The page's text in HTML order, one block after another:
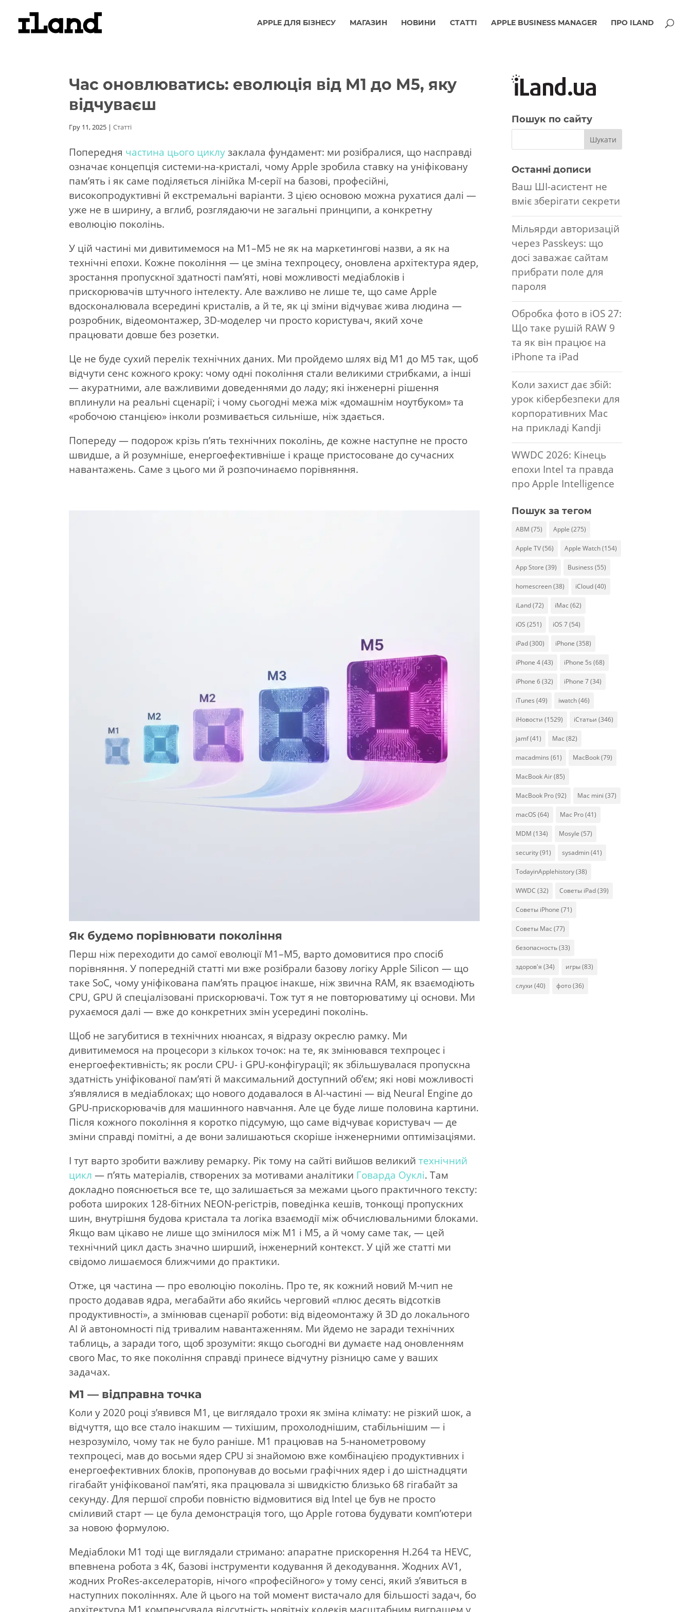
APPLE ДЛЯ БІЗНЕСУ МАГАЗИН НОВИНИ СТАТТІ APPLE BUSINESS MANAGER ПРО ILAND
Час оновлюватись: еволюція від M1 до M5, яку
відчуваєш
Гру 11, 2025 |Статті
Попередня частина цього циклузаклала фундамент: ми розібралися, що насправді
означає концепція системи-на-кристалі, чому Apple зробила ставку на уніфіковану
памʼять і як саме поділяється лінійка M-серії на базові, професійні,
високопродуктивні й екстремальні варіанти. З цією основою можна рухатися далі —
уже не в ширину, а вглиб, розглядаючи не загальні принципи, а конкретну
еволюцію поколінь.
У цій частині ми дивитимемося на M1–M5 не як на маркетингові назви, а як на
технічні епохи. Кожне покоління — це зміна техпроцесу, оновлена архітектура ядер,
зростання пропускної здатності памʼяті, нові можливості медіаблоків і
прискорювачів штучного інтелекту. Але важливо не лише те, що саме Apple
вдосконалювала всередині кристалів, а й те, як ці зміни відчуває жива людина —
розробник, відеомонтажер, 3D-моделер чи просто користувач, який хоче
працювати довше без розетки.
Це не буде сухий перелік технічних даних. Ми пройдемо шлях від M1 до M5 так, щоб
відчути сенс кожного кроку: чому одні покоління стали великими стрибками, а інші
— акуратними, але важливими доведеннями до ладу; які інженерні рішення
вплинули на реальні сценарії; і чому сьогодні межа між «домашнім ноутбуком» та
«робочою станцією» інколи розмивається сильніше, ніж здається.
Попереду — подорож крізь пʼять технічних поколінь, де кожне наступне не просто
швидше, а й розумніше, енергоефективніше і краще пристосоване до сучасних
навантажень. Саме з цього ми й розпочинаємо порівняння.
Як будемо порівнювати покоління
Перш ніж переходити до самої еволюції M1–M5, варто домовитися про спосіб
порівняння. У попередній статті ми вже розібрали базову логіку Apple Silicon — що
таке SoC, чому уніфікована пам’ять працює інакше, ніж звична RAM, як взаємодіють
CPU, GPU й спеціалізовані прискорювачі. Тож тут я не повторюватиму ці основи. Ми
рухаємося далі — вже до конкретних змін усередині поколінь.
Щоб не загубитися в технічних нюансах, я відразу окреслю рамку. Ми
дивитимемося на процесори з кількох точок: на те, як змінювався техпроцес і
енергоефективність; як росли CPU- і GPU-конфігурації; як збільшувалася пропускна
здатність уніфікованої пам’яті й максимальний доступний об’єм; які нові можливості
з’являлися в медіаблоках; що нового додавалося в AI-частині — від Neural Engine до
GPU-прискорювачів для машинного навчання. Але це буде лише половина картини.
Після кожного покоління я коротко підсумую, що саме відчуває користувач — де
зміни справді помітні, а де вони залишаються скоріше інженерними оптимізаціями.
І тут варто зробити важливу ремарку. Рік тому на сайті вийшов великийтехнічний
цикл — п’ять матеріалів, створених за мотивами аналітики Говарда Оуклі. Там
докладно пояснюється все те, що залишається за межами цього практичного тексту:
робота широких 128-бітних NEON-регістрів, поведінка кешів, тонкощі пропускних
шин, внутрішня будова кристала та логіка взаємодії між обчислювальними блоками.
Якщо вам цікаво не лише що змінилося між M1 і M5, а й чому саме так, — цей
технічний цикл дасть значно ширший, інженерний контекст. У цій же статті ми
свідомо лишаємося ближчими до практики.
Отже, ця частина — про еволюцію поколінь. Про те, як кожний новий M-чип не
просто додавав ядра, мегабайти або якийсь черговий «плюс десять відсотків
продуктивності», а змінював сценарії роботи: від відеомонтажу й 3D до локального
AI й автономності під тривалим навантаженням. Ми йдемо не заради технічних
таблиць, а заради того, щоб зрозуміти: якщо сьогодні ви думаєте над оновленням
свого Mac, то яке покоління справді принесе відчутну різницю саме у ваших
задачах.
M1 — відправна точка
Коли у 2020 році з’явився M1, це виглядало трохи як зміна клімату: не різкий шок, а
відчуття, що все стало інакшим — тихішим, прохолоднішим, стабільнішим — і
незрозуміло, чому так не було раніше. М1 працював на 5-нанометровому
техпроцесі, мав до восьми ядер CPU зі знайомою вже комбінацією продуктивних і
енергоефективних блоків, пропонував до восьми графічних ядер і до шістнадцяти
гігабайт уніфікованої пам’яті, яка працювала зі швидкістю близько 68 гігабайт за
секунду. Для першої спроби повністю відмовитися від Intel це був не просто
сміливий старт — це була демонстрація того, що Apple готова будувати комп’ютери
за новою формулою.
Медіаблоки M1 тоді ще виглядали стримано: апаратне прискорення H.264 та HEVC,
впевнена робота з 4K, базові інструменти кодування й декодування. Жодних AV1,
жодних ProRes-акселераторів, нічого «професійного» у тому сенсі, який з’явиться в
наступних поколіннях. Але й цього на той момент вистачало для більшості задач, бо
Пошук по сайту
Останні дописи
Ваш ШІ-асистент не
вміє зберігати секрети
Мільярди авторизацій
через Passkeys: що
досі заважає сайтам
прибрати поле для
пароля
Обробка фото в iOS 27:
Що таке рушій RAW 9
та як він працює на
iPhone та iPad
Коли захист дає збій:
урок кібербезпеки для
корпоративних Mac
на прикладі Kandji
WWDC 2026: Кінець
епохи Intel та правда
про Apple Intelligence
Пошук за тегом
ABM (75) Apple (275)
Apple TV(56) Apple Watch(154)
App Store (39) Business (55)
homescreen(38) iCloud(40)
iLand(72) iMac (62)
iOS (251) iOS 7(54)
iPad(300) iPhone (358)
iPhone 4(43) iPhone 5s (68)
iPhone 6(32) iPhone 7(34)
iTunes (49) iwatch(46)
iНовости (1529) iСтатьи (346)
jamf(41) Mac (82)
macadmins (61) MacBook(79)
MacBook Air(85)
MacBook Pro(92) Mac mini (37)
macOS (64) Mac Pro(41)
MDM (134) Mosyle (57)
security(91) sysadmin(41)
TodayinApplehistory(38)
WWDC (32) Советы iPad(39)
Советы iPhone (71)
Советы Mac (77)
безопасность(33)
здоров'я (34) игры(83)
слухи (40) фото(36)